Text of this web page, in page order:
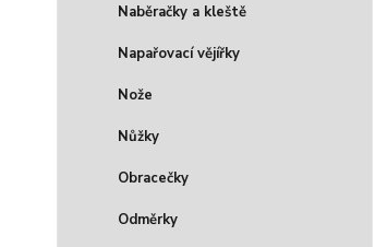
Naběračky a kleště
Napařovací vějířky
Nože
Nůžky
Obracečky
Odměrky